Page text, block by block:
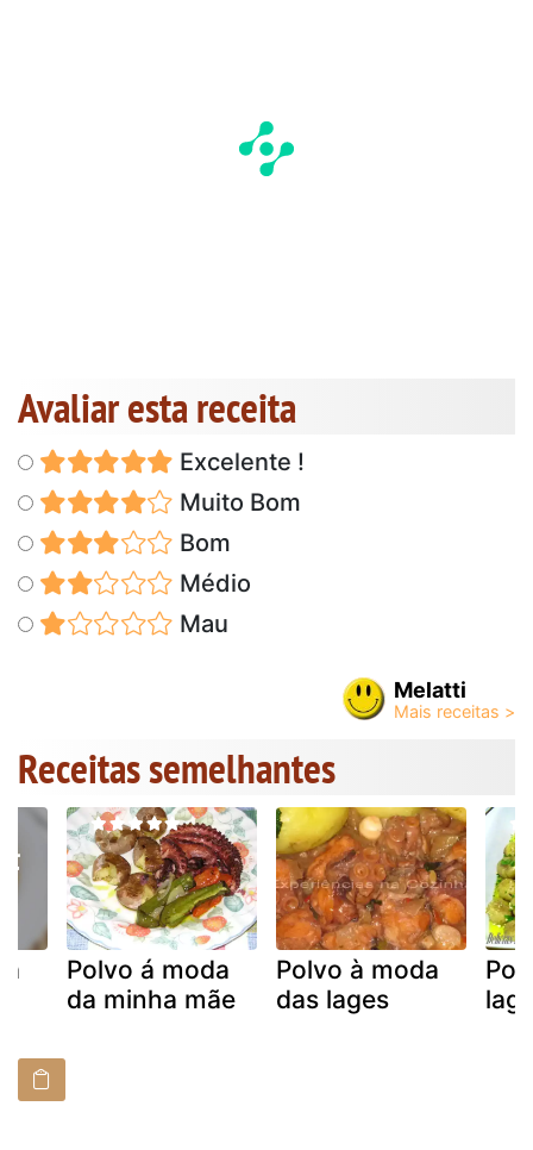
Avaliar esta receita
Excelente !
Muito Bom
Bom
Médio
Mau
Melatti
Receitas semelhantes
Polvo á moda
da minha mãe
Polvo à moda
das lages